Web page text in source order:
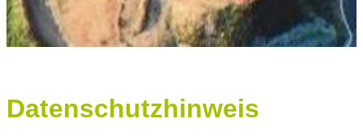
Datenschutzhinweis